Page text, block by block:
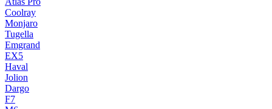
Coolray
Monjaro
Tugella
Emgrand
EX5
Haval
Jolion
Dargo
F7